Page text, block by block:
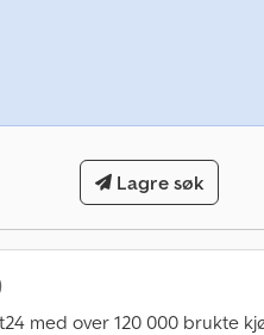
Lagre søk
med over 120 000 brukte
r
s
p
ø
r
e